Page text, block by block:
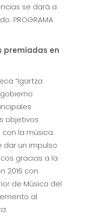
se dará a
PROGRAMA
premiadas en
“Igartza
objetivos
la música.
dar un impulso
gracias a la
2016 con
de Música del
al